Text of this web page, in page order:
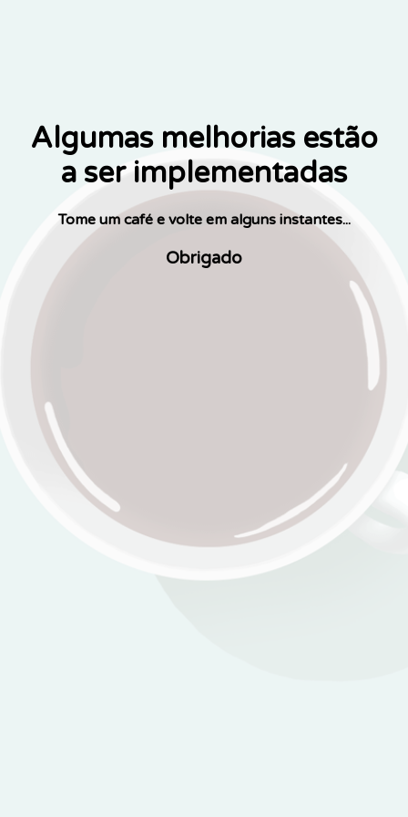
Algumas melhorias estão
a ser implementadas
Tome um café e volte em alguns instantes...
Obrigado